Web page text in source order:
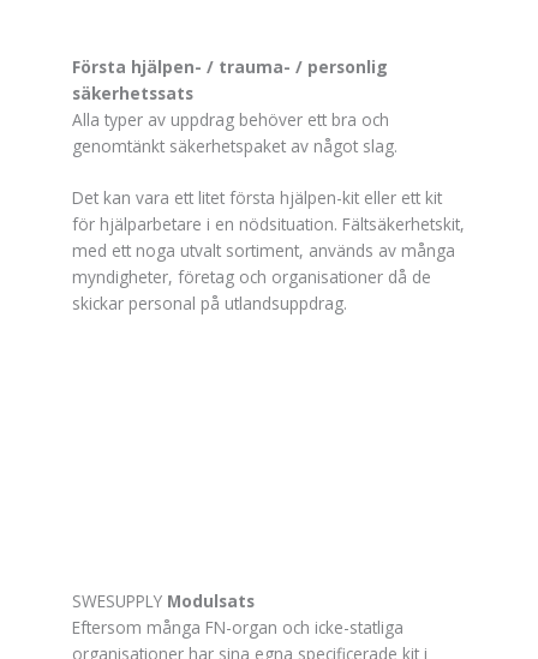
Första hjälpen- / trauma- / personlig
säkerhetssats
Alla typer av uppdrag behöver ett bra och
genomtänkt säkerhetspaket av något slag.
Det kan vara ett litet första hjälpen-kit eller ett kit
för hjälparbetare i en nödsituation. Fältsäkerhetskit,
med ett noga utvalt sortiment, används av många
myndigheter, företag och organisationer då de
skickar personal på utlandsuppdrag.
SWESUPPLY Modulsats
Eftersom många FN-organ och icke-statliga
organisationer har sina egna specificerade kit i